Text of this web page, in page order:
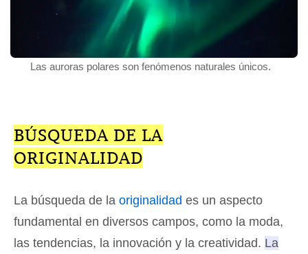
Las auroras polares son fenómenos naturales únicos.
BÚSQUEDA DE LA
ORIGINALIDAD
La búsqueda de la originalidad es un aspecto
fundamental en diversos campos, como la moda,
las tendencias, la innovación y la creatividad. La